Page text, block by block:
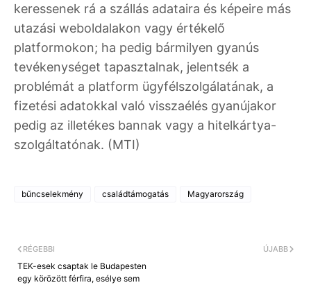
keressenek rá a szállás adataira és képeire más
utazási weboldalakon vagy értékelő
platformokon; ha pedig bármilyen gyanús
tevékenységet tapasztalnak, jelentsék a
problémát a platform ügyfélszolgálatának, a
fizetési adatokkal való visszaélés gyanújakor
pedig az illetékes bannak vagy a hitelkártya-
szolgáltatónak. (MTI)
bűncselekmény családtámogatás Magyarország
ÚJABB
RÉGEBBI
TEK-esek csaptak le Budapesten
egy körözött férfira, esélye sem